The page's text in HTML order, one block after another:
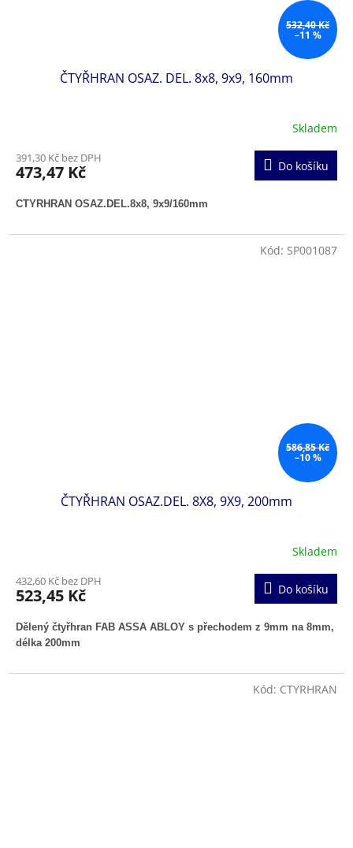
532,40 Kč
–11 %
ČTYŘHRAN OSAZ. DEL. 8x8, 9x9, 160mm
Skladem
391,30 Kč bez DPH
473,47 Kč Do košíku
CTYRHRAN OSAZ.DEL.8x8, 9x9/160mm
586,85 Kč
–10 %
ČTYŘHRAN OSAZ.DEL. 8X8, 9X9, 200mm
Skladem
432,60 Kč bez DPH
523,45 Kč Do košíku
Dělený čtyřhran FAB ASSA ABLOY s přechodem z 9mm na 8mm,
délka 200mm
Kód: SP001087
Kód: CTYRHRAN